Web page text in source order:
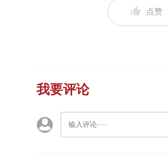
点赞
我要评论